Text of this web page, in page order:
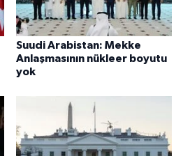
Suudi Arabistan: Mekke
Anlaşmasının nükleer boyutu
yok